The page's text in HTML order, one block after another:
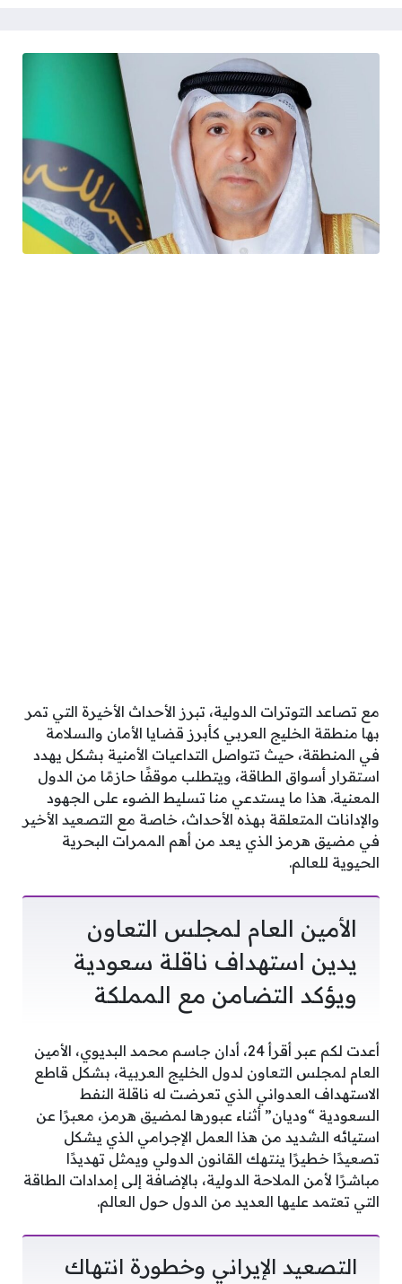
مع تصاعد التوترات الدولية، تبرز الأحداث الأخيرة التي تمر
بها منطقة الخليج العربي كأبرز قضايا الأمان والسلامة
في المنطقة، حيث تتواصل التداعيات الأمنية بشكل يهدد
استقرار أسواق الطاقة، ويتطلب موقفًا حازمًا من الدول
المعنية. هذا ما يستدعي منا تسليط الضوء على الجهود
والإدانات المتعلقة بهذه الأحداث، خاصة مع التصعيد الأخير
في مضيق هرمز الذي يعد من أهم الممرات البحرية
الحيوية للعالم.
الأمين العام لمجلس التعاون
يدين استهداف ناقلة سعودية
ويؤكد التضامن مع المملكة
أعدت لكم عبر أقرأ 24، أدان جاسم محمد البديوي، الأمين
العام لمجلس التعاون لدول الخليج العربية، بشكل قاطع
الاستهداف العدواني الذي تعرضت له ناقلة النفط
السعودية “وديان” أثناء عبورها لمضيق هرمز، معبرًا عن
استيائه الشديد من هذا العمل الإجرامي الذي يشكل
تصعيدًا خطيرًا ينتهك القانون الدولي ويمثل تهديدًا
مباشرًا لأمن الملاحة الدولية، بالإضافة إلى إمدادات الطاقة
التي تعتمد عليها العديد من الدول حول العالم.
التصعيد الإيراني وخطورة انتهاك